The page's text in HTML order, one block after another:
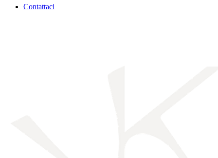
Contattaci